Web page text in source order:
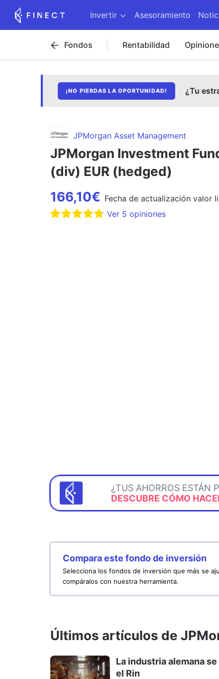
Invertir Asesoramiento
Fondos Rentabilidad
¡NO PIERDAS LA OPORTUNIDAD! ¿Tu
JPMorgan Asset Management
JPMorgan Investment
(div) EUR (hedged)
166,10€ Fecha de actualización valor
Ver 5 opiniones
¿TUS AHORROS ESTÁN
DESCUBRE CÓMO
Compara este fondo de inversión
Selecciona los fondos de inversión que más se
compáralos con nuestra herramienta.
Últimos artículos de
La industria alemana
el Rin